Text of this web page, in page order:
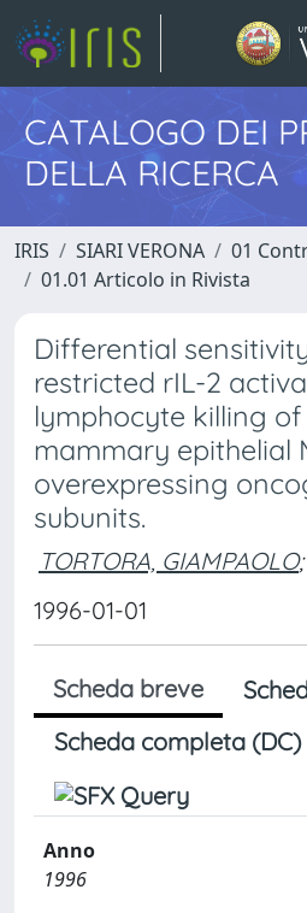
CATALOGO DEI
DELLA RICERCA
IRIS SIARI VERONA
01
01.01 Articolo in Rivista
Differential
restricted rIL-2
lymphocyte killing of
mammary epithelial
overexpressing
subunits.
TORTORA, GIAMPAOLO;
1996-01-01
Scheda breve
Scheda completa (DC)
Anno
1996